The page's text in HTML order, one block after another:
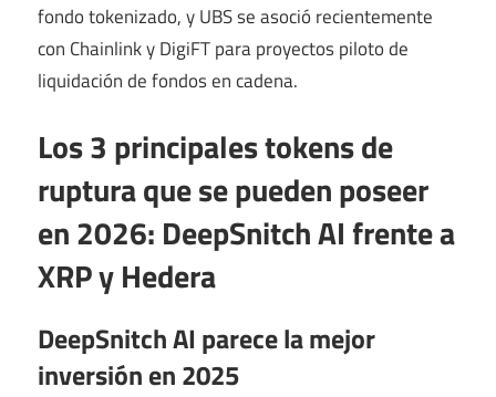
fondo tokenizado, y UBS se asoció recientemente
con Chainlink y DigiFT para proyectos piloto de
liquidación de fondos en cadena.
Los 3 principales tokens de
ruptura que se pueden poseer
en 2026: DeepSnitch AI frente a
XRP y Hedera
DeepSnitch AI parece la mejor
inversión en 2025